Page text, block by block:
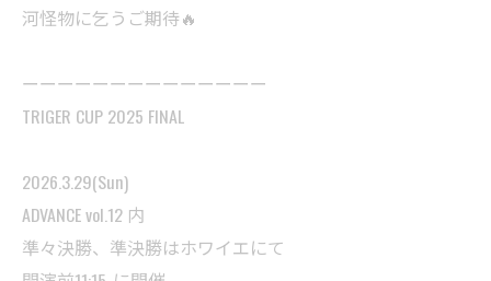
河怪物に乞うご期待🔥
ーーーーーーーーーーーーーー
TRIGER CUP 2025 FINAL
2026.3.29(Sun)
ADVANCE vol.12 内
準々決勝、準決勝はホワイエにて